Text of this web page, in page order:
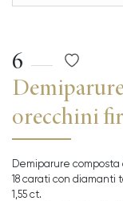
6
orecchini
Demiparure
18 carati con diamanti
1,55 ct.